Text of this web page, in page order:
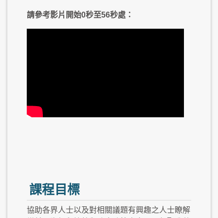
請參考影片開始0秒至56秒處：
課程目標
協助各界人士以及對相關議題有興趣之人士瞭解